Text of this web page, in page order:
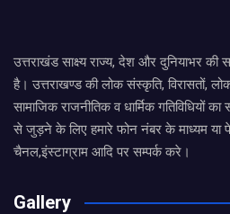
उत्तराखंड साक्ष्य राज्य, देश और दुनियाभर की
है। उत्तराखण्ड की लोक संस्कृति, विरासतों,
सामाजिक राजनीतिक व धार्मिक गतिविधियों
से जुड़ने के लिए हमारे फोन नंबर के माध्यम
चैनल,इंस्टाग्राम आदि पर सम्पर्क करे।
Gallery